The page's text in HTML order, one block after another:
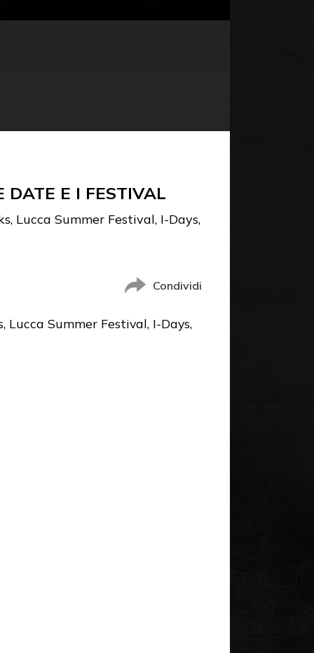
DATE E I FESTIVAL
Lucca Summer Festival, I-Days,
Condividi
Summer Festival, I-Days,